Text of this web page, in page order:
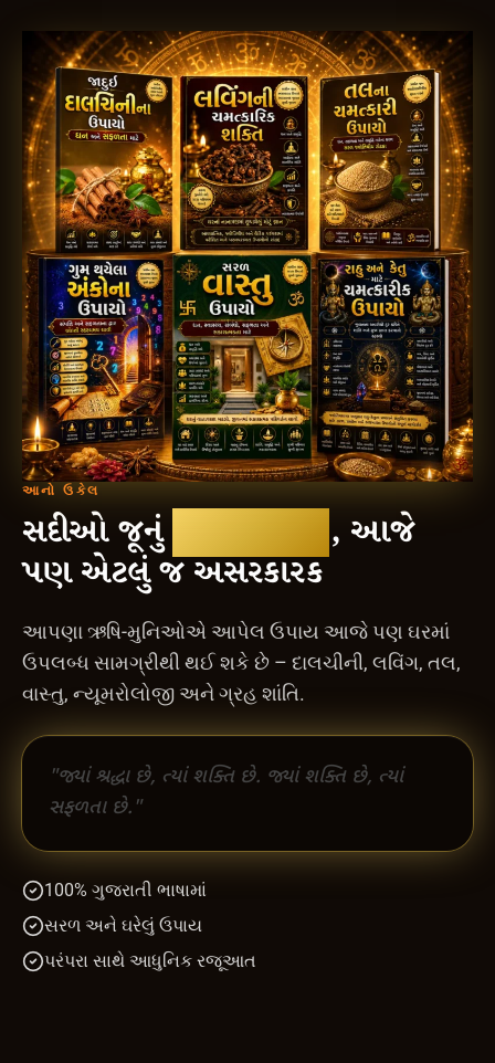
આનો ઉકેલ
સદીઓ જૂનું
, આજે
પણ એટલું જ અસરકારક
આપણા ઋષિ-મુનિઓએ આપેલ ઉપાય આજે પણ ઘરમાં
ઉપલબ્ધ સામગ્રીથી થઈ શકે છે – દાલચીની, લવિંગ, તલ,
વાસ્તુ, ન્યૂમરોલોજી અને ગ્રહ શાંતિ.
"જ્યાં શ્રદ્ધા છે, ત્યાં શક્તિ છે. જ્યાં શક્તિ છે, ત્યાં
સફળતા છે."
100% ગુજરાતી ભાષામાં
સરળ અને ઘરેલું ઉપાય
પરંપરા સાથે આધુનિક રજૂઆત